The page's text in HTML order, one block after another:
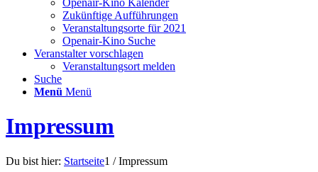
Openair-Kino Kalender
Zukünftige Aufführungen
Veranstaltungsorte für 2021
Openair-Kino Suche
Veranstalter vorschlagen
Veranstaltungsort melden
Suche
Menü Menü
Impressum
Du bist hier: Startseite1 / Impressum